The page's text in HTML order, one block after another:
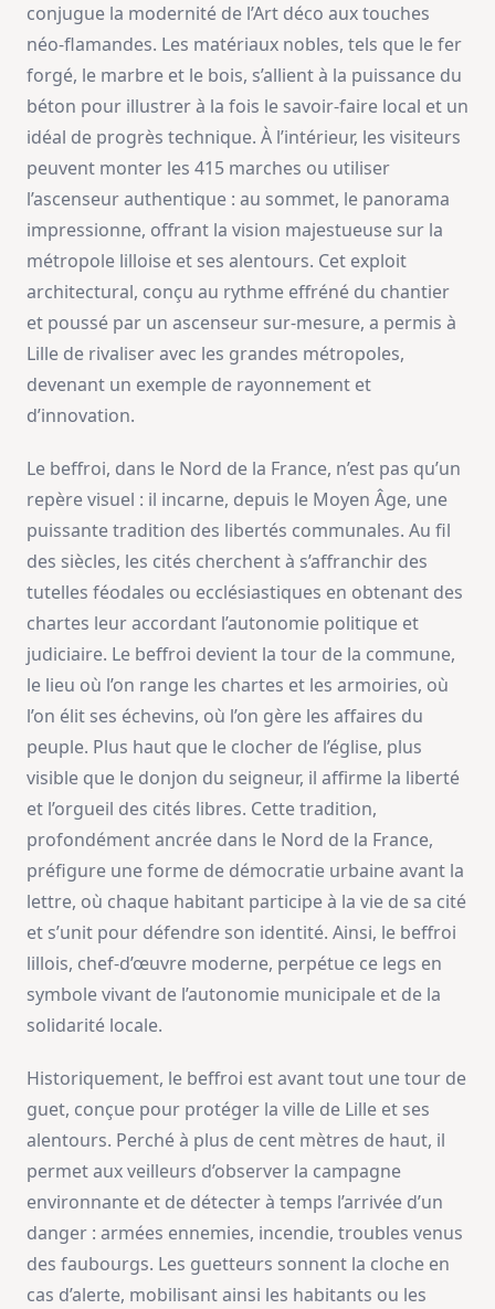
conjugue la modernité de l’Art déco aux touches
néo-flamandes. Les matériaux nobles, tels que le fer
forgé, le marbre et le bois, s’allient à la puissance du
béton pour illustrer à la fois le savoir-faire local et un
idéal de progrès technique. À l’intérieur, les visiteurs
peuvent monter les 415 marches ou utiliser
l’ascenseur authentique : au sommet, le panorama
impressionne, offrant la vision majestueuse sur la
métropole lilloise et ses alentours. Cet exploit
architectural, conçu au rythme effréné du chantier
et poussé par un ascenseur sur-mesure, a permis à
Lille de rivaliser avec les grandes métropoles,
devenant un exemple de rayonnement et
d’innovation.
Le beffroi, dans le Nord de la France, n’est pas qu’un
repère visuel : il incarne, depuis le Moyen Âge, une
puissante tradition des libertés communales. Au fil
des siècles, les cités cherchent à s’affranchir des
tutelles féodales ou ecclésiastiques en obtenant des
chartes leur accordant l’autonomie politique et
judiciaire. Le beffroi devient la tour de la commune,
le lieu où l’on range les chartes et les armoiries, où
l’on élit ses échevins, où l’on gère les affaires du
peuple. Plus haut que le clocher de l’église, plus
visible que le donjon du seigneur, il affirme la liberté
et l’orgueil des cités libres. Cette tradition,
profondément ancrée dans le Nord de la France,
préfigure une forme de démocratie urbaine avant la
lettre, où chaque habitant participe à la vie de sa cité
et s’unit pour défendre son identité. Ainsi, le beffroi
lillois, chef-d’œuvre moderne, perpétue ce legs en
symbole vivant de l’autonomie municipale et de la
solidarité locale.
Historiquement, le beffroi est avant tout une tour de
guet, conçue pour protéger la ville de Lille et ses
alentours. Perché à plus de cent mètres de haut, il
permet aux veilleurs d’observer la campagne
environnante et de détecter à temps l’arrivée d’un
danger : armées ennemies, incendie, troubles venus
des faubourgs. Les guetteurs sonnent la cloche en
cas d’alerte, mobilisant ainsi les habitants ou les